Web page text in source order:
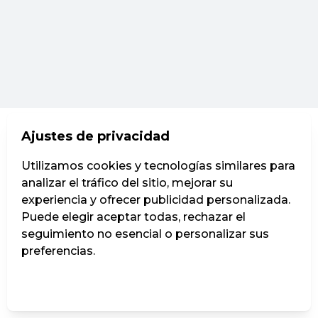
Ajustes de privacidad
Utilizamos cookies y tecnologías similares para
analizar el tráfico del sitio, mejorar su
experiencia y ofrecer publicidad personalizada.
Puede elegir aceptar todas, rechazar el
seguimiento no esencial o personalizar sus
preferencias.